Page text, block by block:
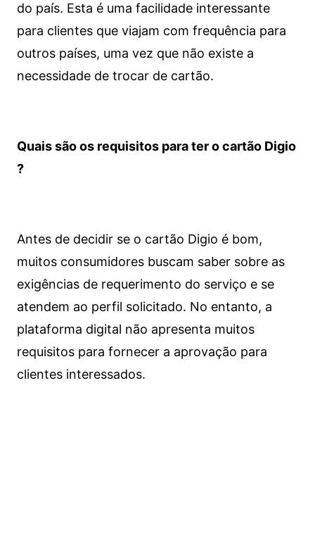
do país. Esta é uma facilidade interessante
para clientes que viajam com frequência para
outros países, uma vez que não existe a
necessidade de trocar de cartão.
Quais são os requisitos para ter o cartão Digio
?
Antes de decidir se o cartão Digio é bom,
muitos consumidores buscam saber sobre as
exigências de requerimento do serviço e se
atendem ao perfil solicitado. No entanto, a
plataforma digital não apresenta muitos
requisitos para fornecer a aprovação para
clientes interessados.